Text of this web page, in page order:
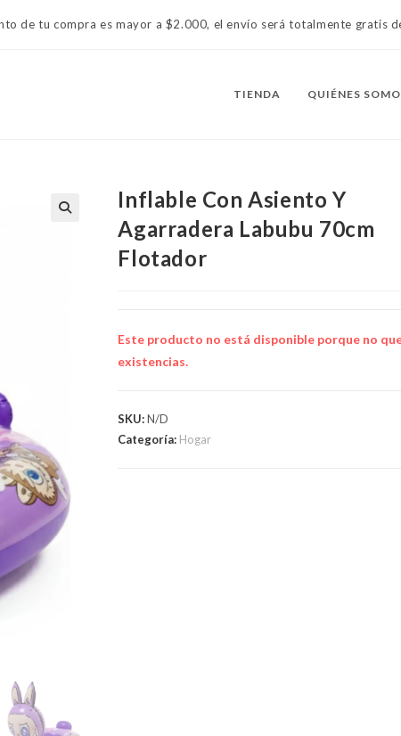
de tu compra es mayor a $2.000, el envío será totalmente gratis
TIENDA QUIÉNES
Inflable Con Asiento Y
Agarradera Labubu 70cm
Flotador
Este producto no está disponible porque no
existencias.
SKU:N/D
Categoría: Hogar